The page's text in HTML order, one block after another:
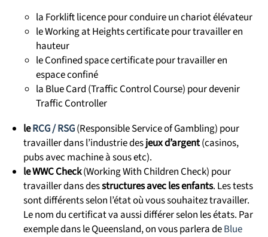
la Forklift licence pour conduire un chariot élévateur
le Working at Heights certificate pour travailler en
hauteur
le Confined space certificate pour travailler en
espace confiné
la Blue Card (Traffic Control Course) pour devenir
Traffic Controller
leRCG / RSG(Responsible Service of Gambling) pour
travailler dans l’industrie desjeux d’argent(casinos,
pubs avec machine à sous etc).
le WWC Check(Working With Children Check) pour
travailler dans desstructures avec les enfants. Les tests
sont différents selon l’état où vous souhaitez travailler.
Le nom du certificat va aussi différer selon les états. Par
exemple dans le Queensland, on vous parlera deBlue